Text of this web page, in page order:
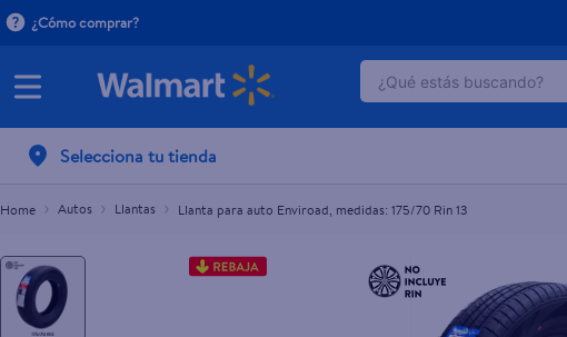
¿Cómo comprar?
¿Qué estás buscando?
Selecciona tu tienda
Autos Llantas Llanta para auto Enviroad, medidas: 175/70 Rin 13
Llanta para auto Enviroad, medidas: 175/70 Rin 13
C$1,500.00
TÉRMINOS MÁS
4.
crema ponds
head and shoulders